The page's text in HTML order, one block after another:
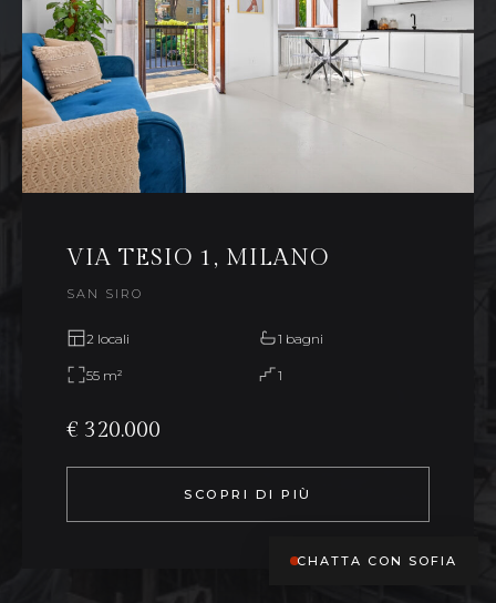
VIA TESIO 1, MILANO
SAN SIRO
2 locali 1 bagni
55 m² 1
€ 320.000
SCOPRI DI PIÙ
CHATTA CON SOFIA